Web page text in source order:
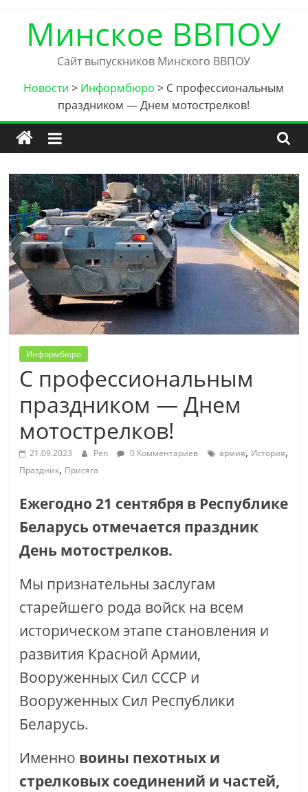
contentМинское ВВПОУ
Сайт выпускников Минского ВВПОУ
Новости > Информбюро > С профессиональным
праздником — Днем мотострелков!
Информбюро
С профессиональным
праздником — Днем
мотострелков!
21.09.2023 Pen 0 Комментариев армия, История,
Праздник, Присяга
Ежегодно 21 сентября в Республике
Беларусь отмечается праздник
День мотострелков.
Мы признательны заслугам
старейшего рода войск на всем
историческом этапе становления и
развития Красной Армии,
Вооруженных Сил СССР и
Вооруженных Сил Республики
Беларусь.
Именно воины пехотных и
стрелковых соединений и частей,